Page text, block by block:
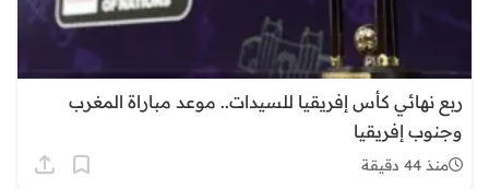
ربع نهائي كأس إفريقيا للسيدات.. موعد مباراة المغرب
وجنوب إفريقيا
منذ 44 دقيقة